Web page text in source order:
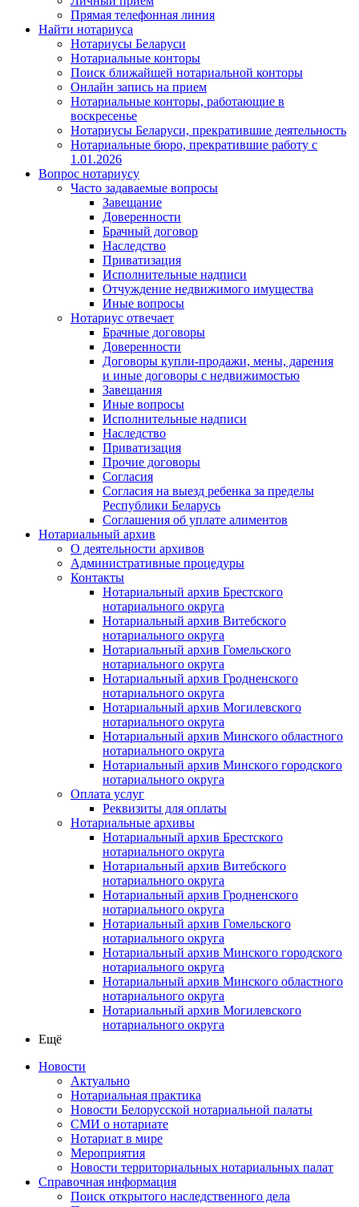
Прямая телефонная линия
Найти нотариуса
Нотариусы Беларуси
Нотариальные конторы
Поиск ближайшей нотариальной конторы
Онлайн запись на прием
Нотариальные конторы, работающие в
воскресенье
Нотариусы Беларуси, прекратившие деятельность
Нотариальные бюро, прекратившие работу с
1.01.2026
Вопрос нотариусу
Часто задаваемые вопросы
Завещание
Доверенности
Брачный договор
Наследство
Приватизация
Исполнительные надписи
Отчуждение недвижимого имущества
Иные вопросы
Нотариус отвечает
Брачные договоры
Доверенности
Договоры купли-продажи, мены, дарения
и иные договоры с недвижимостью
Завещания
Иные вопросы
Исполнительные надписи
Наследство
Приватизация
Прочие договоры
Согласия
Согласия на выезд ребенка за пределы
Республики Беларусь
Соглашения об уплате алиментов
Нотариальный архив
О деятельности архивов
Административные процедуры
Контакты
Нотариальный архив Брестского
нотариального округа
Нотариальный архив Витебского
нотариального округа
Нотариальный архив Гомельского
нотариального округа
Нотариальный архив Гродненского
нотариального округа
Нотариальный архив Могилевского
нотариального округа
Нотариальный архив Минского областного
нотариального округа
Нотариальный архив Минского городского
нотариального округа
Оплата услуг
Реквизиты для оплаты
Нотариальные архивы
Нотариальный архив Брестского
нотариального округа
Нотариальный архив Витебского
нотариального округа
Нотариальный архив Гродненского
нотариального округа
Нотариальный архив Гомельского
нотариального округа
Нотариальный архив Минского городского
нотариального округа
Нотариальный архив Минского областного
нотариального округа
Нотариальный архив Могилевского
нотариального округа
Ещё
Новости
Актуально
Нотариальная практика
Новости Белорусской нотариальной палаты
СМИ о нотариате
Нотариат в мире
Мероприятия
Новости территориальных нотариальных палат
Справочная информация
Поиск открытого наследственного дела